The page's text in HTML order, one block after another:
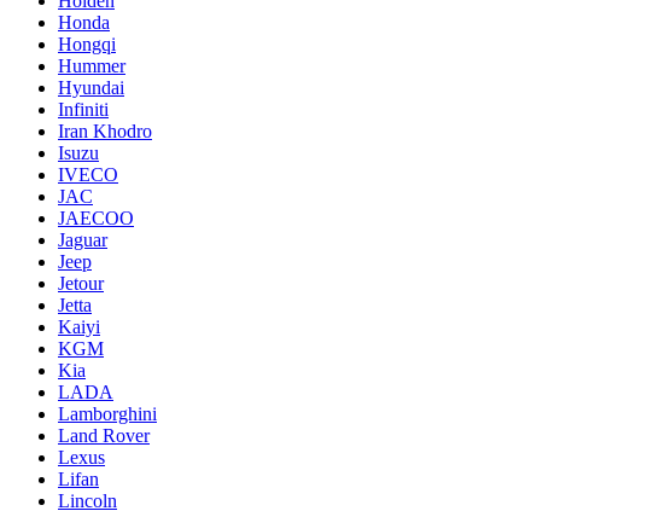
Honda
Hongqi
Hummer
Hyundai
Infiniti
Iran Khodro
Isuzu
IVECO
JAC
JAECOO
Jaguar
Jeep
Jetour
Jetta
Kaiyi
KGM
Kia
LADA
Lamborghini
Land Rover
Lexus
Lifan
Lincoln